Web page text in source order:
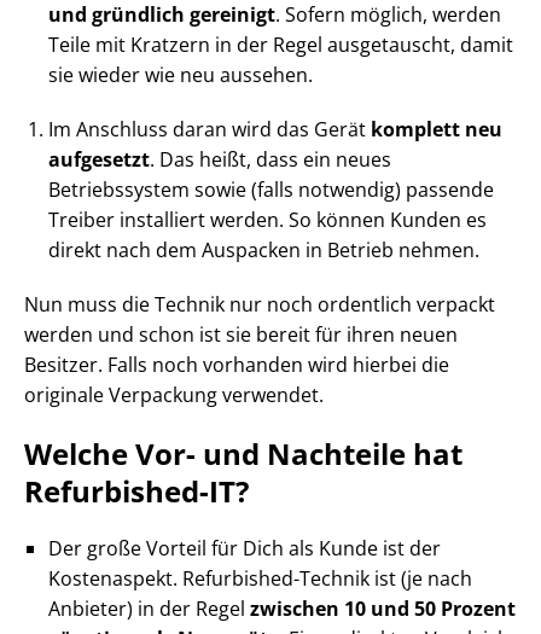
und gründlich gereinigt. Sofern möglich, werden
Teile mit Kratzern in der Regel ausgetauscht, damit
sie wieder wie neu aussehen.
Im Anschluss daran wird das Gerät komplett neu
aufgesetzt. Das heißt, dass ein neues
Betriebssystem sowie (falls notwendig) passende
Treiber installiert werden. So können Kunden es
direkt nach dem Auspacken in Betrieb nehmen.
Nun muss die Technik nur noch ordentlich verpackt
werden und schon ist sie bereit für ihren neuen
Besitzer. Falls noch vorhanden wird hierbei die
originale Verpackung verwendet.
Welche Vor- und Nachteile hat
Refurbished-IT?
Der große Vorteil für Dich als Kunde ist der
Kostenaspekt. Refurbished-Technik ist (je nach
Anbieter) in der Regel zwischen 10 und 50 Prozent